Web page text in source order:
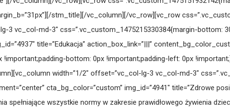
stm_title][/vc_column][/vc_row][vc_row
3 vc_col-md-3″ css=”.vc_custom_1475215330384{margin-bottom:
title=”Edukacja” action_box_link=”|||”
!important;padding-bottom: 0px !important;padding-left: 0px
width=”1/2″ offset=”vc_col-lg-3 vc_col-md-3″
cta_bg_color=”custom” img_id=”4941″ title=”Zdrowe
spełniające wszystkie normy w zakresie prawidłowego żywienia